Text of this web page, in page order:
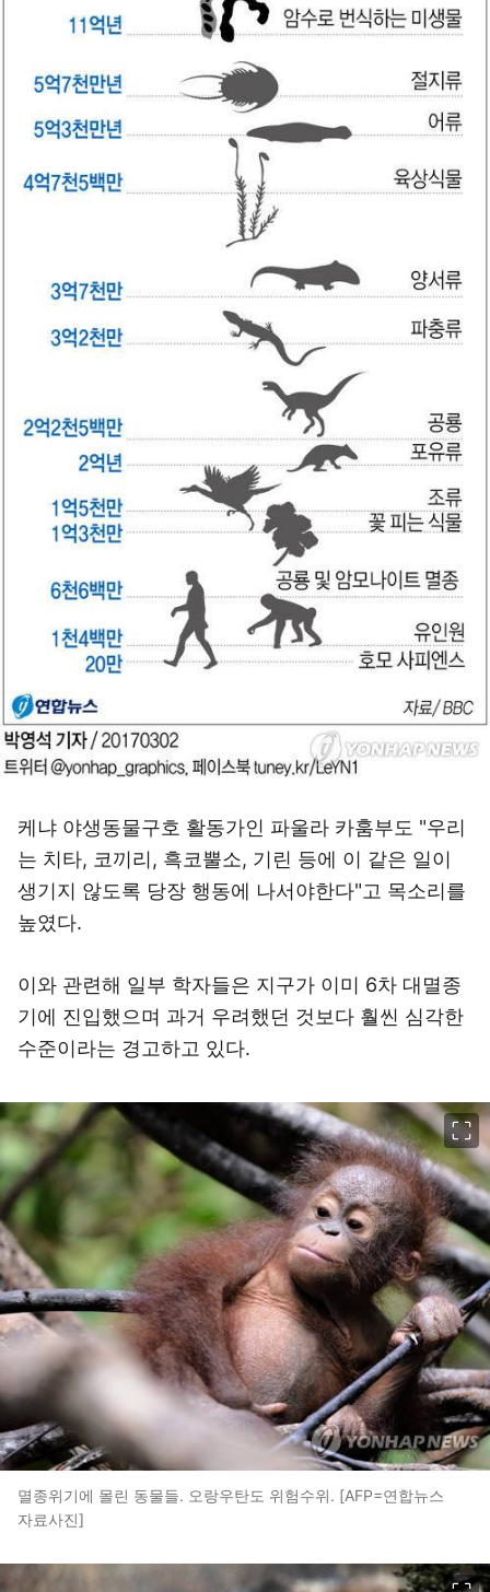
케냐 야생동물구호 활동가인 파울라 카훔부도 "우리
는 치타, 코끼리, 흑코뿔소, 기린 등에 이 같은 일이
생기지 않도록 당장 행동에 나서야한다"고 목소리를
높였다.
이와 관련해 일부 학자들은 지구가 이미 6차 대멸종
기에 진입했으며 과거 우려했던 것보다 훨씬 심각한
수준이라는 경고하고 있다.
멸종위기에 몰린 동물들. 오랑우탄도 위험수위. [AFP=연합뉴스
자료사진]